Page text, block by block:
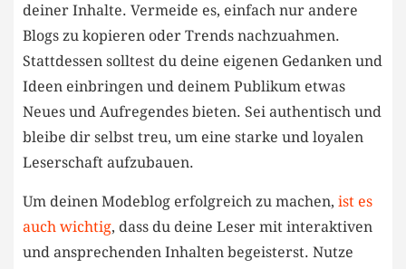
deiner Inhalte. Vermeide es, einfach nur andere
⁢Blogs zu kopieren oder Trends‍ nachzuahmen.⁣
Stattdessen solltest du deine eigenen Gedanken und
Ideen einbringen und deinem Publikum etwas
Neues und Aufregendes bieten. ‍Sei authentisch und
bleibe dir selbst treu, um eine starke und loyalen
Leserschaft‌ aufzubauen.
Um deinen⁢ Modeblog erfolgreich zu machen, ⁣ ist ⁣es
auch wichtig, dass ‍du deine Leser mit interaktiven
und ansprechenden Inhalten begeisterst. Nutze